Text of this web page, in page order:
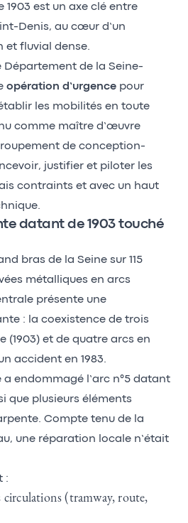
1903 est un axe clé entre
Denis, au cœur d’un
et fluvial dense.
Département de la Seine-
opération d’urgence pour
les mobilités en toute
comme maître d’œuvre
de conception-
justifier et piloter les
contraints et avec un haut
datant de 1903 touché
bras de la Seine sur 115
métalliques en arcs
présente une
: la coexistence de trois
(1903) et de quatre arcs en
accident en 1983.
a endommagé l’arc n°5 datant
que plusieurs éléments
Compte tenu de la
une réparation locale n’était
:
(tramway, route,